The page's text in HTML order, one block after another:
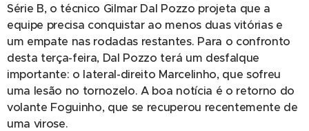
Série B, o técnico Gilmar Dal Pozzo projeta que a
equipe precisa conquistar ao menos duas vitórias e
um empate nas rodadas restantes. Para o confronto
desta terça-feira, Dal Pozzo terá um desfalque
importante: o lateral-direito Marcelinho, que sofreu
uma lesão no tornozelo. A boa notícia é o retorno do
volante Foguinho, que se recuperou recentemente de
uma virose.